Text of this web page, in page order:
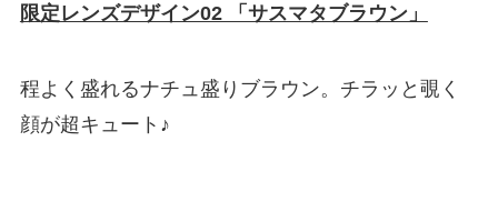
限定レンズデザイン02 「サスマタブラウン」
程よく盛れるナチュ盛りブラウン。チラッと覗く
顔が超キュート♪